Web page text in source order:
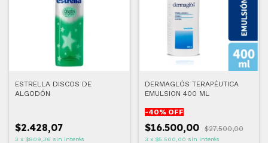
ESTRELLA DISCOS DE
ALGODÓN
$2.428,07
3 x $809,36 sin interés
DERMAGLÓS TERAPÉUTICA
EMULSION 400 ML
-40% OFF
$16.500,00 $27.500,00
3 x $5.500,00 sin interés